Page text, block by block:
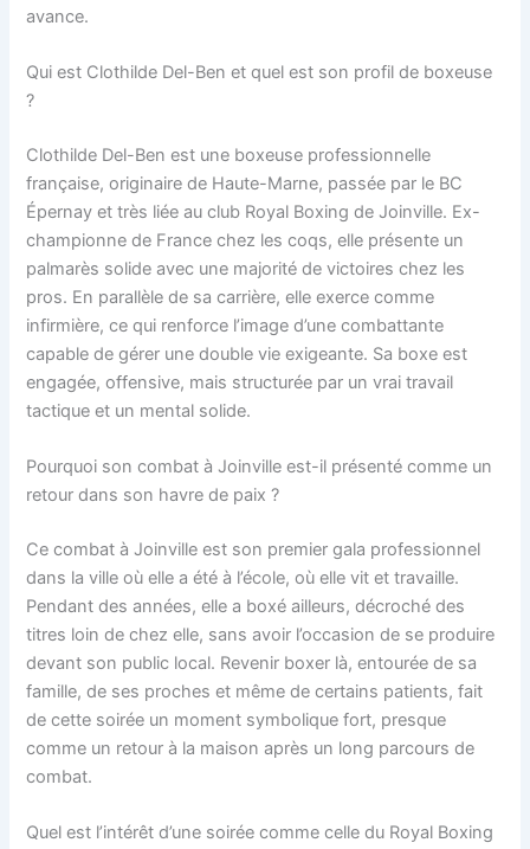
avance.
Qui est Clothilde Del-Ben et quel est son profil de boxeuse
?
Clothilde Del-Ben est une boxeuse professionnelle
française, originaire de Haute-Marne, passée par le BC
Épernay et très liée au club Royal Boxing de Joinville. Ex-
championne de France chez les coqs, elle présente un
palmarès solide avec une majorité de victoires chez les
pros. En parallèle de sa carrière, elle exerce comme
infirmière, ce qui renforce l’image d’une combattante
capable de gérer une double vie exigeante. Sa boxe est
engagée, offensive, mais structurée par un vrai travail
tactique et un mental solide.
Pourquoi son combat à Joinville est-il présenté comme un
retour dans son havre de paix ?
Ce combat à Joinville est son premier gala professionnel
dans la ville où elle a été à l’école, où elle vit et travaille.
Pendant des années, elle a boxé ailleurs, décroché des
titres loin de chez elle, sans avoir l’occasion de se produire
devant son public local. Revenir boxer là, entourée de sa
famille, de ses proches et même de certains patients, fait
de cette soirée un moment symbolique fort, presque
comme un retour à la maison après un long parcours de
combat.
Quel est l’intérêt d’une soirée comme celle du Royal Boxing